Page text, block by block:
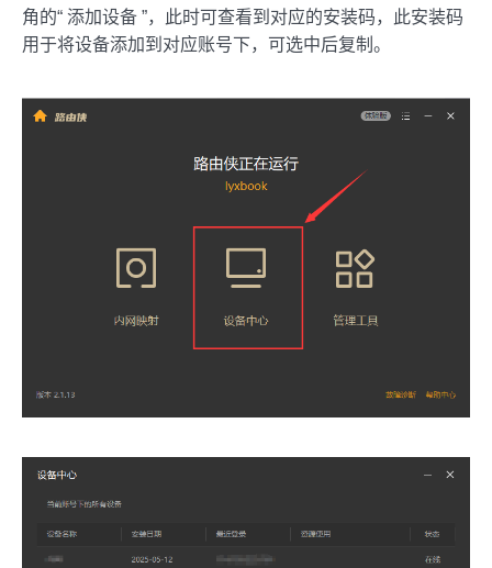
角的“ 添加设备 ”，此时可查看到对应的安装码，此安装码
用于将设备添加到对应账号下，可选中后复制。